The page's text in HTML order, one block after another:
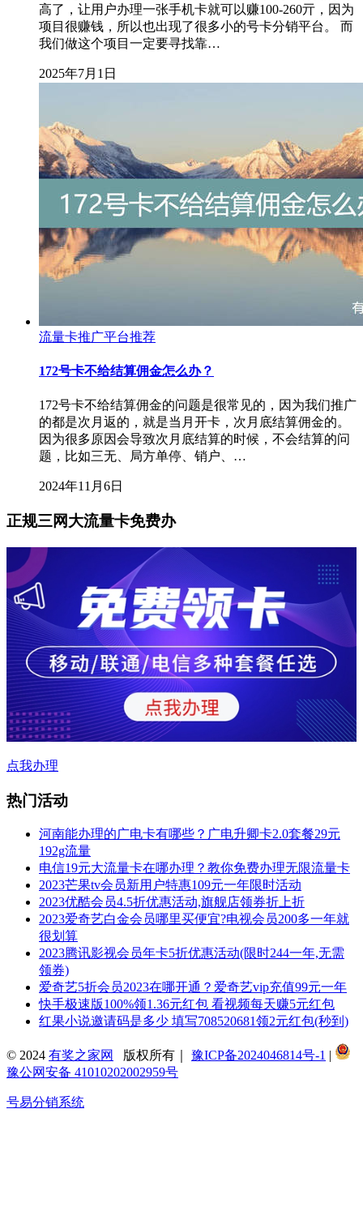
高了，让用户办理一张手机卡就可以赚100-260亓，因为
项目很赚钱，所以也出现了很多小的号卡分销平台。 而
我们做这个项目一定要寻找靠…
2025年7月1日
流量卡推广平台推荐
172号卡不给结算佣金怎么办？
172号卡不给结算佣金的问题是很常见的，因为我们推广
的都是次月返的，就是当月开卡，次月底结算佣金的。
因为很多原因会导致次月底结算的时候，不会结算的问
题，比如三无、局方单停、销户、…
2024年11月6日
正规三网大流量卡免费办
点我办理
热门活动
河南能办理的广电卡有哪些？广电升卿卡2.0套餐29元
192g流量
电信19元大流量卡在哪办理？教你免费办理无限流量卡
2023芒果tv会员新用户特惠109元一年限时活动
2023优酷会员4.5折优惠活动,旗舰店领券折上折
2023爱奇艺白金会员哪里买便宜?电视会员200多一年就
很划算
2023腾讯影视会员年卡5折优惠活动(限时244一年,无需
领券)
爱奇艺5折会员2023在哪开通？爱奇艺vip充值99元一年
快手极速版100%领1.36元红包 看视频每天赚5元红包
红果小说邀请码是多少 填写708520681领2元红包(秒到)
© 2024 有奖之家网 版权所有｜ 豫ICP备2024046814号-1 |
豫公网安备 41010202002959号
号易分销系统